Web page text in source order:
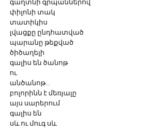
գաղտնի գրպաններով
փիլոնի տակ
տատիկիս
լվացքը ընդհատված
պարանը թեքված
ծիծաղելի
գալիս են ծանոթ
ու
անծանոթ...
բոլորինն է մեռյալը
այս սարերում
գալիս են
սև ու մուգ սև